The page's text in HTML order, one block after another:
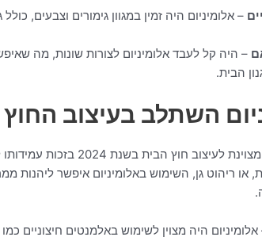
– אלומיניום היה זמין במגוון גימורים וצבעים,
– היה קל לעבד אלומיניום לצורות שונות, מה
הבית.
השתלב בעיצוב
אלומיניום היה בחירה מצוינת לעיצוב
או ריהוט גן, השימוש באלומיניום איפשר ליהנות
אלומיניום היה מצוין לשימוש באלמנטים חיצוניים כמו